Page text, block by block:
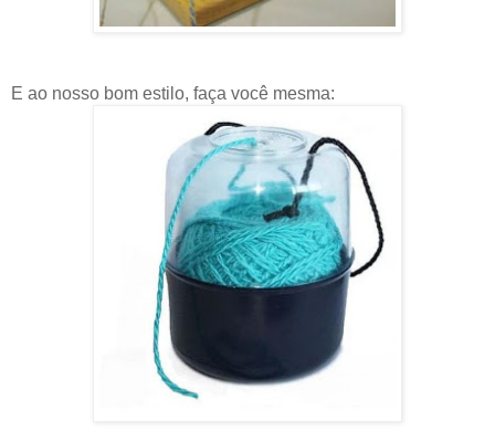
E ao nosso bom estilo, faça você mesma: